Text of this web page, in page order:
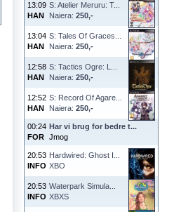
13:09
HAN
S: Atelier Meruru: T...
Naiera: 250,-
13:04
HAN
S: Tales Of Graces...
Naiera: 250,-
12:58
HAN
S: Tactics Ogre: L...
Naiera: 250,-
12:52
HAN
S: Record Of Agare...
Naiera: 250,-
00:24
FOR
Har vi brug for bedre t...
Jmog
20:53
INFO
Hardwired: Ghost I...
XBO
20:53
INFO
Waterpark Simula...
XBXS